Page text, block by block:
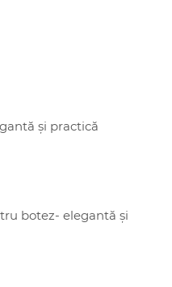
și practică
botez- elegantă și